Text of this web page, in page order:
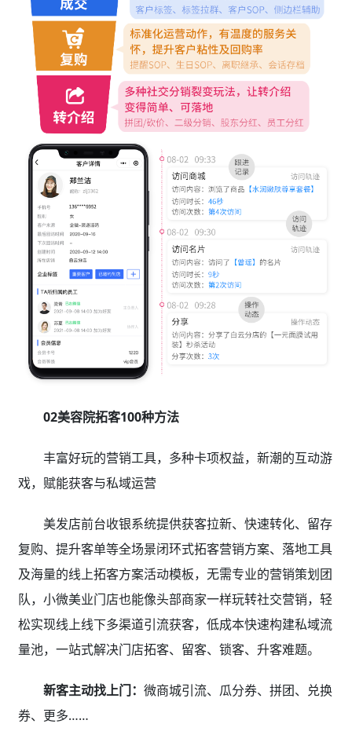
02美容院拓客100种方法
丰富好玩的营销工具，多种卡项权益，新潮的互动游
戏，赋能获客与私域运营
美发店前台收银系统提供获客拉新、快速转化、留存
复购、提升客单等全场景闭环式拓客营销方案、落地工具
及海量的线上拓客方案活动模板，无需专业的营销策划团
队，小微美业门店也能像头部商家一样玩转社交营销，轻
松实现线上线下多渠道引流获客，低成本快速构建私域流
量池，一站式解决门店拓客、留客、锁客、升客难题。
新客主动找上门： 微商城引流、瓜分券、拼团、兑换
券、更多……